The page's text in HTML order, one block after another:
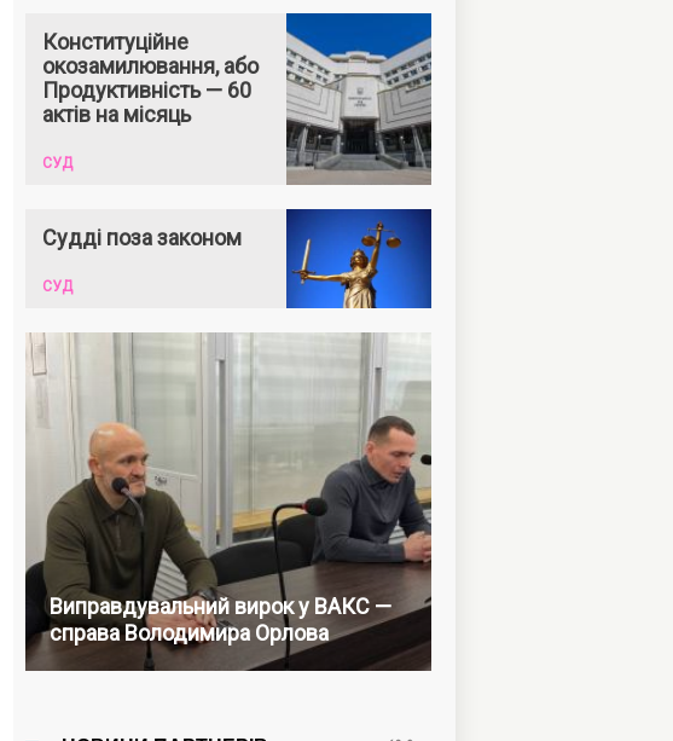
Конституційне
окозамилювання, або
Продуктивність — 60
актів на місяць
СУД
Судді поза законом
СУД
Виправдувальний вирок у ВАКС —
справа Володимира Орлова